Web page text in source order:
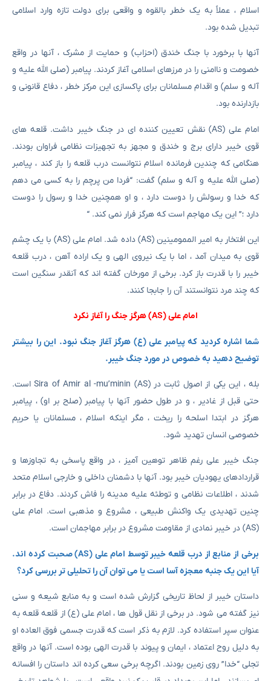
اسلام ، عملاً به یک خطر بالقوه و واقعی برای دولت تازه وارد اسلامی
تبدیل شده بود.
آنها با برخورد با جنگ خندق (احزاب) و حمایت از مشرک ، آنها در واقع
خصومت و ناامنی را در مرزهای اسلامی آغاز کردند. پیامبر (صلی الله علیه و
آله و سلم) و اقدام مسلمانان برای پاکسازی این مرکز خطر ، دفاع قانونی و
بازدارنده بود.
امام علی (AS) نقش تعیین کننده ای در جنگ خیبر داشت. قلعه های
قوی خیبر دارای برج و خندق و مجهز به تجهیزات نظامی فراوان بودند.
هنگامی که چندین فرمانده اسلام نتوانست درب قلعه را باز کند ، پیامبر
(صلی الله علیه و آله و سلم) گفت: “فردا من پرچم را به کسی می دهم
که خدا و رسولش را دوست دارد ، و او همچنین خدا و رسول را دوست
دارد ؛” این یک مهاجم است که هرگز فرار نمی کند. “
این افتخار به امیر الممومینین (AS) داده شد. امام علی (AS) با یک چشم
قوی به میدان آمد ، اما با یک نیروی الهی و یک اراده آهن ، درب قلعه
خیبر را با قدرت باز کرد. برخی از مورخان گفته اند که آنقدر سنگین است
که چند مرد نتوانستند آن را جابجا کنند.
امام علی (AS) هرگز جنگ را آغاز نکرد
شما اشاره کردید که پیامبر علی (ع) هرگز آغاز جنگ نبود. این را بیشتر
توضیح دهید به خصوص در مورد جنگ خیبر.
بله ، این یکی از اصول ثابت در Sira of Amir al -mu’minin (AS) است.
حتی قبل از غادیر ، و در طول حضور آنها با پیامبر (صلح بر او) ، پیامبر
هرگز در ابتدا اسلحه را ریخت ، مگر اینکه اسلام ، مسلمانان یا حریم
خصوصی انسان تهدید شود.
جنگ خیبر علی رغم ظاهر توهین آمیز ، در واقع پاسخی به تجاوزها و
قراردادهای یهودیان خیبر بود. آنها با دشمنان داخلی و خارجی اسلام متحد
شدند ، اطلاعات نظامی و توطئه علیه مدینه را فاش کردند. دفاع در برابر
چنین تهدیدی یک واکنش طبیعی ، مشروع و مذهبی است. امام علی
(AS) در خیبر نمادی از مقاومت مشروع در برابر مهاجمان است.
برخی از منابع از درب قلعه خیبر توسط امام علی (AS) صحبت کرده اند.
آیا این یک جنبه معجزه آسا است یا می توان آن را تحلیلی تر بررسی کرد؟
داستان خیبر از لحاظ تاریخی گزارش شده است و به منابع شیعه و سنی
نیز گفته می شود. در برخی از نقل قول ها ، امام علی (ع) از قلعه قلعه به
عنوان سپر استفاده کرد. لازم به ذکر است که قدرت جسمی فوق العاده او
به دلیل روح اعتماد ، ایمان و پیوند با قدرت الهی بوده است. آنها در واقع
تجلی “خدا” روی زمین بودند. اگرچه برخی سعی کرده اند داستان را افسانه